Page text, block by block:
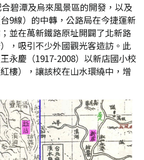
碧潭及烏來風景區的開發，以及
9線）的中轉，公路局在今捷運新
並在萬新鐵路原址開闢了北新路
），吸引不少外國觀光客造訪。此
永慶（1917-2008）以新店國小校
樓），讓該校在山水環繞中，增